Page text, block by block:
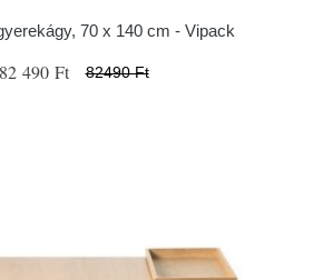
70 x 140 cm - Vipack
82 490 Ft 82490 Ft